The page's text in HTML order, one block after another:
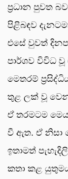
ප්‍රධාන පුවත
පිළිබඳව
එසේ වුවත්
පාර්ශව විවිධ
මෙතරම්
තුළ ලක් වූ
ඒ තරමටම මෙය
වී ඇත. ඒ නිසා
ඉතාමත්
කතා කළ